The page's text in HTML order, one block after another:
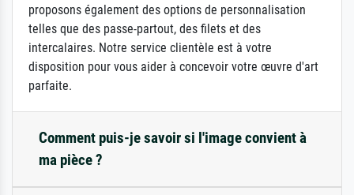
proposons également des options de personnalisation
telles que des passe-partout, des filets et des
intercalaires. Notre service clientèle est à votre
disposition pour vous aider à concevoir votre œuvre d'art
parfaite.
Comment puis-je savoir si l'image convient à
ma pièce ?